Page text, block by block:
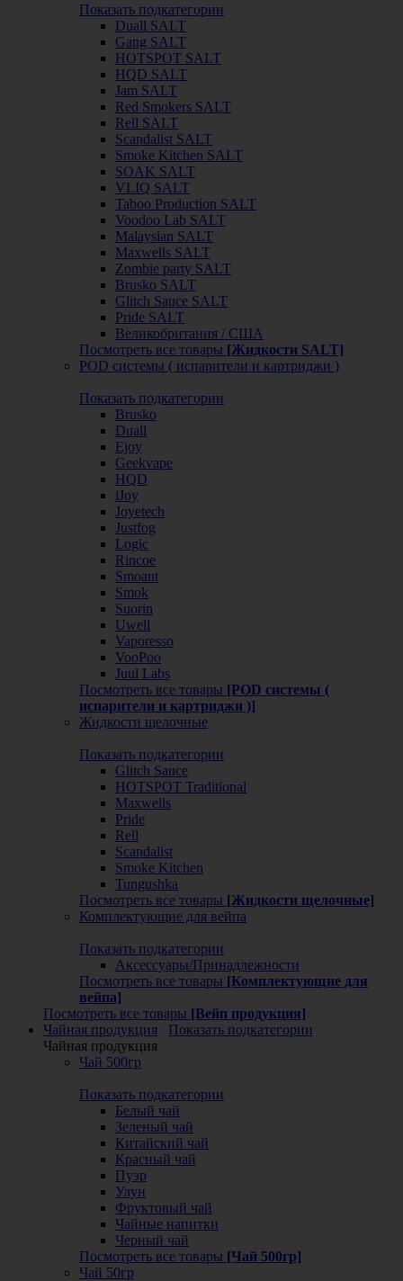
Показать подкатегории
Duall SALT
Gang SALT
HOTSPOT SALT
HQD SALT
Jam SALT
Red Smokers SALT
Rell SALT
Scandalist SALT
Smoke Kitchen SALT
SOAK SALT
VLIQ SALT
Taboo Production SALT
Voodoo Lab SALT
Malaysian SALT
Maxwells SALT
Zombie party SALT
Brusko SALT
Glitch Sauce SALT
Pride SALT
Великобритания / США
Посмотреть все товары [Жидкости SALT]
POD системы ( испарители и картриджи )
Показать подкатегории
Brusko
Duall
Ejoy
Geekvape
HQD
iJoy
Joyetech
Justfog
Logic
Rincoe
Smoant
Smok
Suorin
Uwell
Vaporesso
VooPoo
Juul Labs
Посмотреть все товары [POD системы (
испарители и картриджи )]
Жидкости щелочные
Показать подкатегории
Glitch Sauce
HOTSPOT Traditional
Maxwells
Pride
Rell
Scandalist
Smoke Kitchen
Tungushka
Посмотреть все товары [Жидкости щелочные]
Комплектующие для вейпа
Показать подкатегории
Аксессуары/Принадлежности
Посмотреть все товары [Комплектующие для
вейпа]
Посмотреть все товары [Вейп продукция]
Чайная продукция
Показать подкатегории
Чайная продукция
Чай 500гр
Показать подкатегории
Белый чай
Зеленый чай
Китайский чай
Красный чай
Пуэр
Улун
Фруктовый чай
Чайные напитки
Черный чай
Посмотреть все товары [Чай 500гр]
Чай 50гр